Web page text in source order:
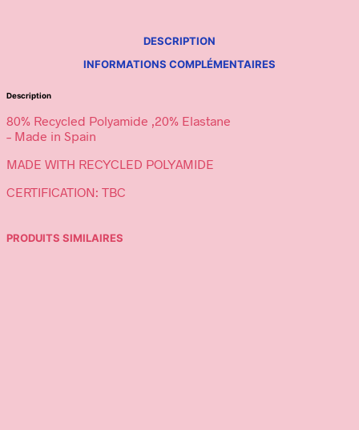
DESCRIPTION
INFORMATIONS COMPLÉMENTAIRES
Description
80% Recycled Polyamide ,20% Elastane
– Made in Spain
MADE WITH RECYCLED POLYAMIDE
CERTIFICATION: TBC
PRODUITS SIMILAIRES